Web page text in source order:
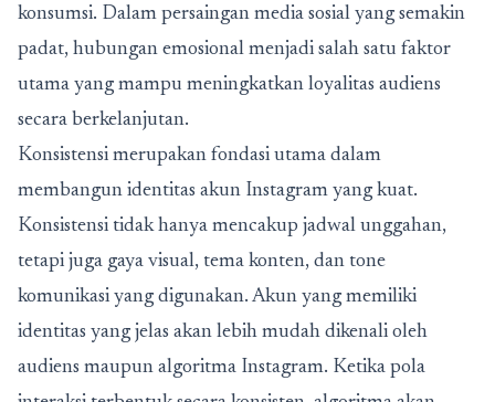
konsumsi. Dalam persaingan media sosial yang semakin
padat, hubungan emosional menjadi salah satu faktor
utama yang mampu meningkatkan loyalitas audiens
secara berkelanjutan.
Konsistensi merupakan fondasi utama dalam
membangun identitas akun Instagram yang kuat.
Konsistensi tidak hanya mencakup jadwal unggahan,
tetapi juga gaya visual, tema konten, dan tone
komunikasi yang digunakan. Akun yang memiliki
identitas yang jelas akan lebih mudah dikenali oleh
audiens maupun algoritma Instagram. Ketika pola